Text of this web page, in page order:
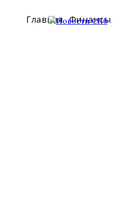
Главная Финансы